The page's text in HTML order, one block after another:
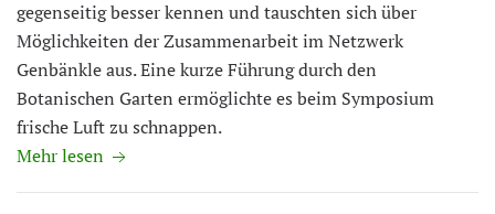
gegenseitig besser kennen und tauschten sich über
Möglichkeiten der Zusammenarbeit im Netzwerk
Genbänkle aus. Eine kurze Führung durch den
Botanischen Garten ermöglichte es beim Symposium
frische Luft zu schnappen.
Mehr lesen